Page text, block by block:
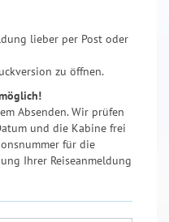
lieber per Post oder
zu öffnen.
Absenden. Wir prüfen
und die Kabine frei
für die
Ihrer Reiseanmeldung